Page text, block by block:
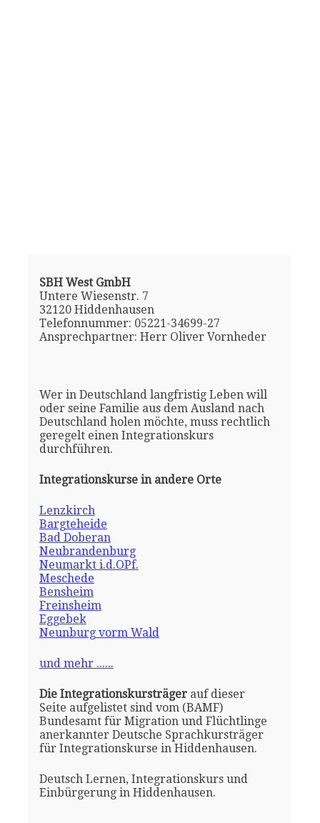
SBH West GmbH
Untere Wiesenstr. 7
32120 Hiddenhausen
Telefonnummer: 05221-34699-27
Ansprechpartner: Herr Oliver Vornheder
Wer in Deutschland langfristig Leben will
oder seine Familie aus dem Ausland nach
Deutschland holen möchte, muss rechtlich
geregelt einen Integrationskurs
durchführen.
Integrationskurse in andere Orte
Lenzkirch
Bargteheide
Bad Doberan
Neubrandenburg
Neumarkt i.d.OPf.
Meschede
Bensheim
Freinsheim
Eggebek
Neunburg vorm Wald
und mehr ......
Die Integrationskursträgerauf dieser
Seite aufgelistet sind vom (BAMF)
Bundesamt für Migration und Flüchtlinge
anerkannter Deutsche Sprachkursträger
für Integrationskurse in Hiddenhausen.
Deutsch Lernen, Integrationskurs und
Einbürgerung in Hiddenhausen.